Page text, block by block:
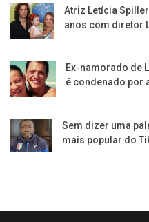
Atriz Letícia
anos com diretor
Ex-namorado de
é condenado por
Sem dizer uma
mais popular do